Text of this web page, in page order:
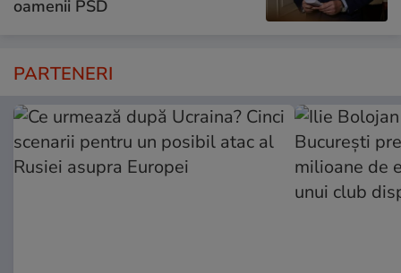
oamenii PSD
PARTENERI